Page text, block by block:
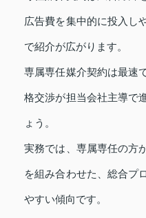
広告費を集中的に投入し
で紹介が広がります。
専属専任媒介契約は最速
格交渉が担当会社主導で
ょう。
実務では、専属専任の方
を組み合わせた、総合プ
やすい傾向です。